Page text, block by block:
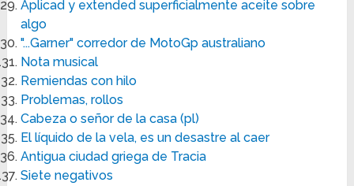
Aplicad y extended superficialmente aceite sobre
algo
"...Garner" corredor de MotoGp australiano
Nota musical
Remiendas con hilo
Problemas, rollos
Cabeza o señor de la casa (pl)
El líquido de la vela, es un desastre al caer
Antigua ciudad griega de Tracia
Siete negativos